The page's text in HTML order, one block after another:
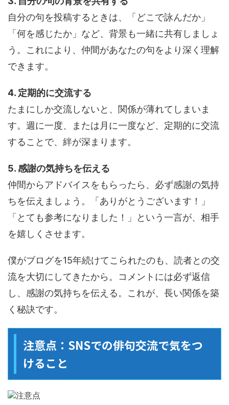
自分の句を投稿するときは、「どこで詠んだか」
「何を感じたか」など、背景も一緒に共有しましょ
う。これにより、仲間があなたの句をより深く理解
できます。
4. 定期的に交流する
たまにしか交流しないと、関係が薄れてしまいま
す。週に一度、または月に一度など、定期的に交流
することで、絆が深まります。
5. 感謝の気持ちを伝える
仲間からアドバイスをもらったら、必ず感謝の気持
ちを伝えましょう。「ありがとうございます！」
「とても参考になりました！」という一言が、相手
を嬉しくさせます。
僕がブログを15年続けてこられたのも、読者との交
流を大切にしてきたから。コメントには必ず返信
し、感謝の気持ちを伝える。これが、長い関係を築
く秘訣です。
注意点：SNSでの俳句交流で気をつ
けること